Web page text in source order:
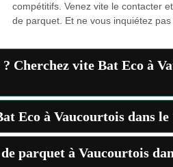
compétitifs. Venez vite le contacter
de parquet. Et ne vous inquiétez
Cherchez vite Bat Eco à
Eco à Vaucourtois dans le
parquet à Vaucourtois